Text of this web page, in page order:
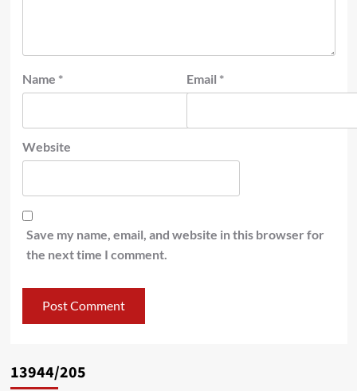
Name * Email *
Website
Save my name, email, and website in this browser for
the next time I comment.
13944/205